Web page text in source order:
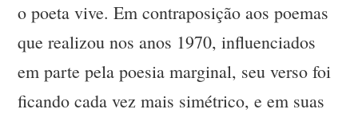
o poeta vive. Em contraposição aos poemas
que realizou nos anos 1970, influenciados
em parte pela poesia marginal, seu verso foi
ficando cada vez mais simétrico, e em suas